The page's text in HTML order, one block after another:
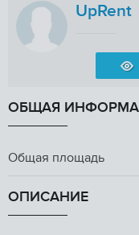
UpRent
ОБЩАЯ
Общая площадь
ОПИСАНИЕ